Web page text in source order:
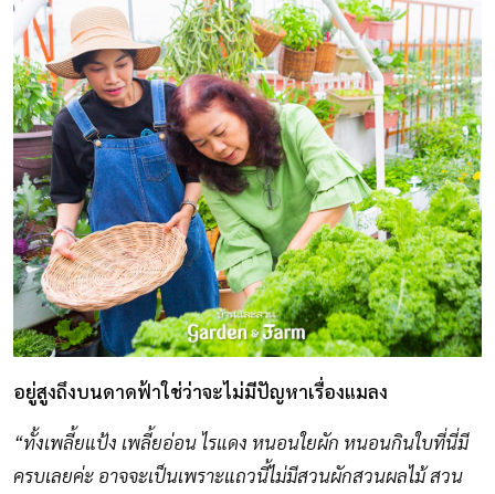
อยู่สูงถึงบนดาดฟ้าใช่ว่าจะไม่มีปัญหาเรื่องแมลง
“ทั้งเพลี้ยแป้ง เพลี้ยอ่อน ไรแดง หนอนใยผัก หนอนกินใบที่นี่มี
ครบเลยค่ะ อาจจะเป็นเพราะแถวนี้ไม่มีสวนผักสวนผลไม้ สวน